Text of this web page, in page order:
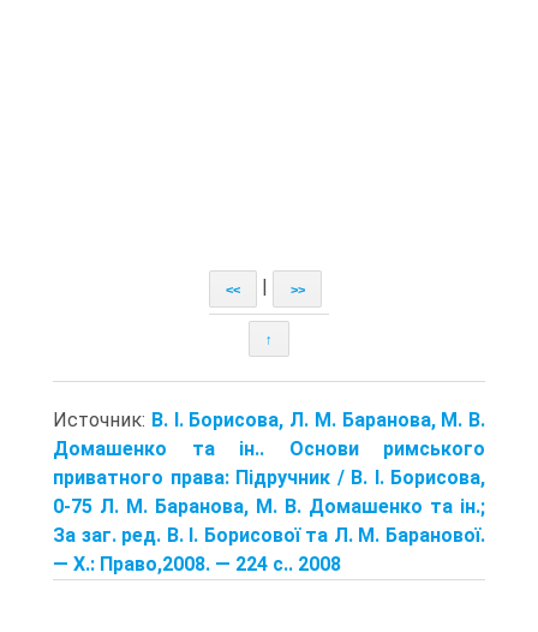
<< >>
↑
Источник: В. І. Борисова, Л. М. Баранова, М. В.
Домашенко та ін.. Основи римського
приватного права: Підручник / В. І. Борисова,
0-75 Л. М. Баранова, М. В. Домашенко та ін.;
За заг. ред. В. І. Борисової та Л. М. Баранової.
— X.: Право,2008. — 224 с.. 2008